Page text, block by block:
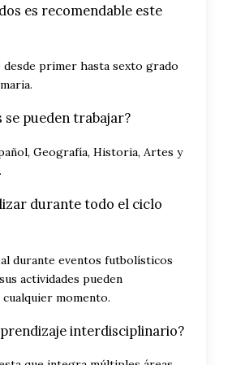
es recomendable este
desde primer hasta sexto grado
se pueden trabajar?
Geografía, Historia, Artes y
durante todo el ciclo
durante eventos futbolísticos
actividades pueden
momento.
interdisciplinario?